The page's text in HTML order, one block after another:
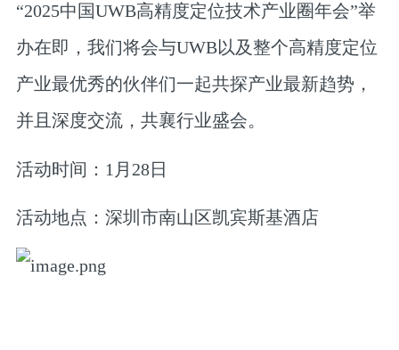
“2025中国UWB高精度定位技术产业圈年会”举
办在即，我们将会与UWB以及整个高精度定位
产业最优秀的伙伴们一起共探产业最新趋势，
并且深度交流，共襄行业盛会。
活动时间： 1月28日
活动地点： 深圳市南山区凯宾斯基酒店